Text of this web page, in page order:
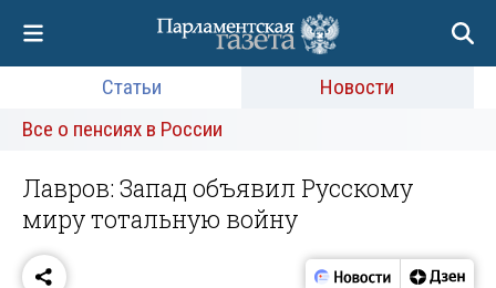
Статьи
Новости
Все о пенсиях в России
Лавров: Запад объявил Русскому
миру тотальную войну